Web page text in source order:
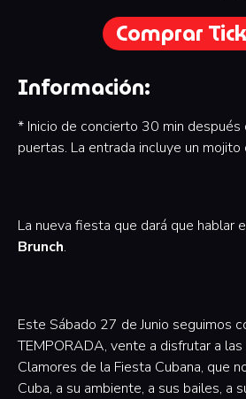
Comprar
Información:
* Inicio de concierto 30 min después
puertas. La entrada incluye un
La nueva fiesta que dará que hablar
Brunch.
Este Sábado 27 de Junio seguimos
TEMPORADA, vente a disfrutar a
Clamores de la Fiesta Cubana, que
Cuba, a su ambiente, a sus bailes, a